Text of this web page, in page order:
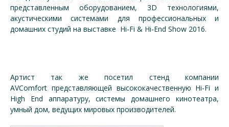
представленным оборудованием, 3D технологиями,
акустическими системами для профессиональных и
домашних студий на выставке Hi-Fi & Hi-End Show 2016.
Артист так же посетил стенд компании
AVComfort представляющей высококачественную Hi-Fi и
High End аппаратуру, системы домашнего кинотеатра,
умный дом, ведущих мировых производителей.